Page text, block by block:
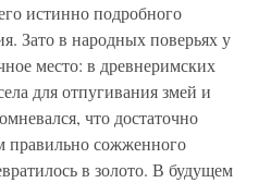
истинно подробного
Зато в народных поверьях у
место: в древнеримских
для отпугивания змей и
что достаточно
правильно сожженного
в золото. В будущем